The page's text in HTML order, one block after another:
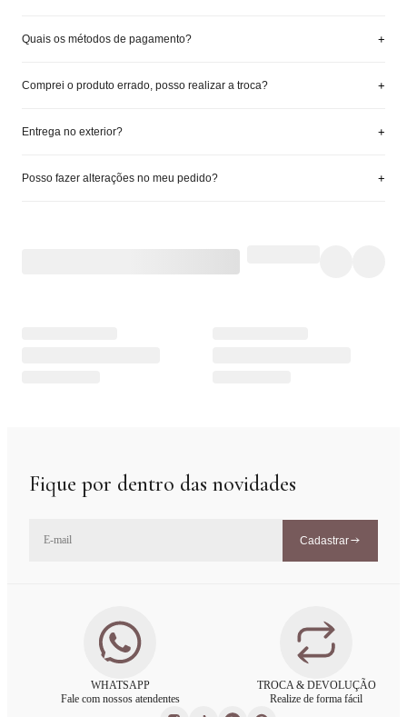
Quais os métodos de pagamento? +
Comprei o produto errado, posso realizar a troca? +
Entrega no exterior? +
Posso fazer alterações no meu pedido? +
Fique por dentro das novidades
Cadastrar
WHATSAPP
Fale com nossos atendentes
TROCA & DEVOLUÇÃO
Realize de forma fácil